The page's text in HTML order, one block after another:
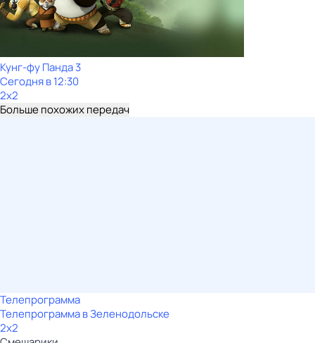
Кунг-фу Панда 3
Сегодня в 12:30
2x2
Больше похожих передач
Телепрограмма
Телепрограмма в Зеленодольске
2x2